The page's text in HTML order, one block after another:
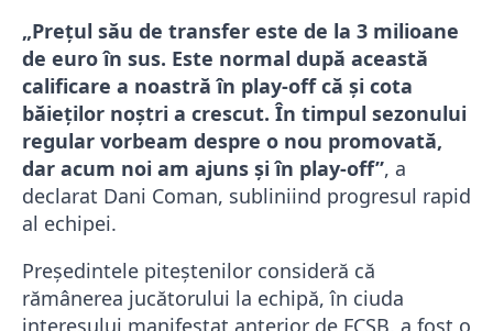
„Prețul său de transfer este de la 3 milioane
de euro în sus. Este normal după această
calificare a noastră în play-off că și cota
băieților noștri a crescut. În timpul sezonului
regular vorbeam despre o nou promovată,
dar acum noi am ajuns și în play-off”, a
declarat Dani Coman, subliniind progresul rapid
al echipei.
Președintele piteștenilor consideră că
rămânerea jucătorului la echipă, în ciuda
interesului manifestat anterior de FCSB, a fost o